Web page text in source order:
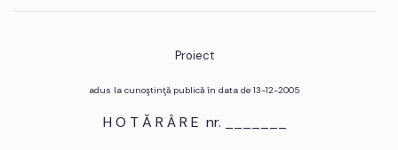
Proiect
adus la cunoştinţă publică în data de 13-12-2005
H O T Ă R Â R E nr. _______